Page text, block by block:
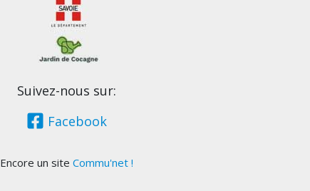
Suivez-nous sur:
Facebook
Encore un site Commu'net !